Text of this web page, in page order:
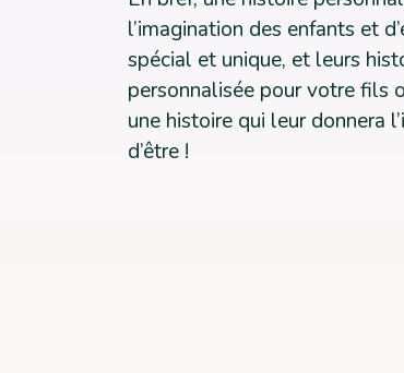
l’imagination des enfants et
spécial et unique, et leurs
personnalisée pour votre fils
une histoire qui leur donnera
d’être !